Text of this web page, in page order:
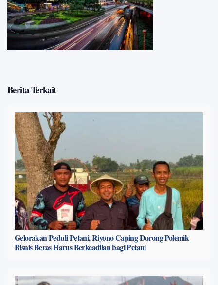
Berita Terkait
Gelorakan Peduli Petani, Riyono Caping Dorong Polemik
Bisnis Beras Harus Berkeadilan bagi Petani